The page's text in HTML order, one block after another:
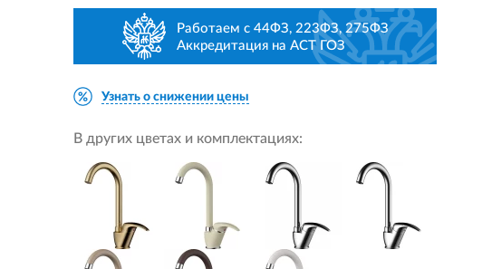
Работаем с 44ФЗ, 223ФЗ, 275ФЗ
Аккредитация на АСТ ГОЗ
Узнать о снижении цены
В других цветах и комплектациях: